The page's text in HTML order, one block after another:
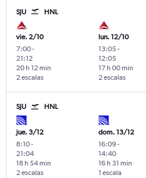
SJU HNL
vie. 2/10
7:00-
21:12
2 escalas
20 h 12 min
lun. 12/10
13:05-
12:05
2 escalas
17 h 00 min
SJU HNL
jue. 3/12
8:10-
21:04
2 escalas
18 h 54 min
dom. 13/12
16:09-
14:40
1 escala
16 h 31 min